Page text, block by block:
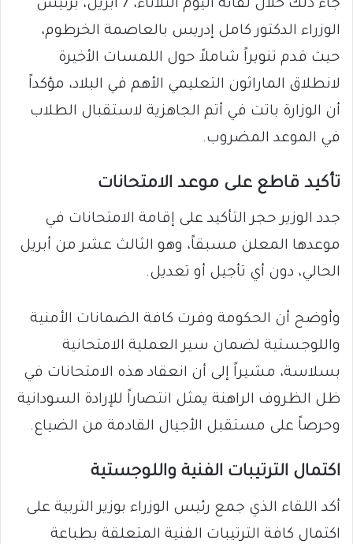
جاء ذلك خلال لقائه اليوم الثلاثاء، 7 أبريل، برئيس
الوزراء الدكتور كامل إدريس بالعاصمة الخرطوم،
حيث قدم تنويراً شاملاً حول اللمسات الأخيرة
لانطلاق الماراثون التعليمي الأهم في البلاد، مؤكداً
أن الوزارة باتت في أتم الجاهزية لاستقبال الطلاب
في الموعد المضروب.
​تأكيد قاطع على موعد الامتحانات
​جدد الوزير حجر التأكيد على إقامة الامتحانات في
موعدها المعلن مسبقاً، وهو الثالث عشر من أبريل
الحالي، دون أي تأجيل أو تعديل.
وأوضح أن الحكومة وفرت كافة الضمانات الأمنية
واللوجستية لضمان سير العملية الامتحانية
بسلاسة، مشيراً إلى أن انعقاد هذه الامتحانات في
ظل الظروف الراهنة يمثل انتصاراً للإرادة السودانية
وحرصاً على مستقبل الأجيال القادمة من الضياع.
​اكتمال الترتيبات الفنية واللوجستية
​أكد اللقاء الذي جمع رئيس الوزراء بوزير التربية على
اكتمال كافة الترتيبات الفنية المتعلقة بطباعة